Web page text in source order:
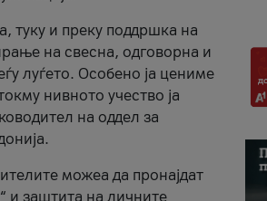
туку и преку поддршка на
на свесна, одговорна и
луѓето. Особено ја цениме
нивното учество ја
на оддел за
можеа да пронајдат
и заштита на личните